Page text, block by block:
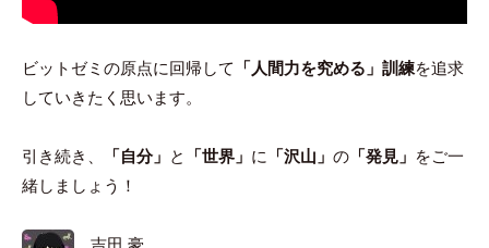
ビットゼミの原点に回帰して 「人間力を究める」訓練を追求
していきたく思います。
引き続き、 「自分」 と 「世界」 に 「沢山」 の 「発見」 をご一
緒しましょう！
吉田 豪